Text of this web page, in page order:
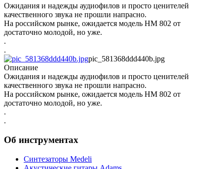
Ожидания и надежды аудиофилов и просто ценителей
качественного звука не прошли напрасно.
На российском рынке, ожидается модель HM 802 от
достаточно молодой, но уже.
.
.
pic_581368ddd440b.jpg
Описание
Ожидания и надежды аудиофилов и просто ценителей
качественного звука не прошли напрасно.
На российском рынке, ожидается модель HM 802 от
достаточно молодой, но уже.
.
.
Об инструментах
Синтезаторы Мedeli